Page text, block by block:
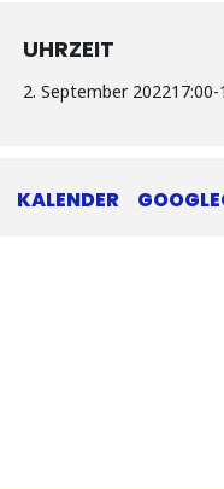
UHRZEIT
2. September 202217:00-
KALENDER